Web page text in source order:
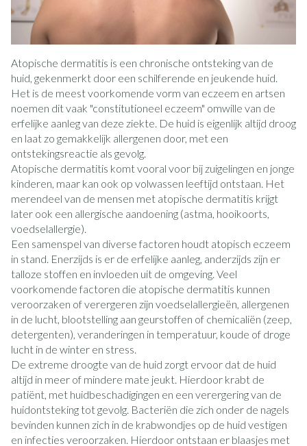
Atopische dermatitis is een chronische ontsteking van de
huid, gekenmerkt door een schilferende en jeukende huid.
Het is de meest voorkomende vorm van eczeem en artsen
noemen dit vaak "constitutioneel eczeem" omwille van de
erfelijke aanleg van deze ziekte. De huid is eigenlijk altijd droog
en laat zo gemakkelijk allergenen door, met een
ontstekingsreactie als gevolg.
Atopische dermatitis komt vooral voor bij zuigelingen en jonge
kinderen, maar kan ook op volwassen leeftijd ontstaan. Het
merendeel van de mensen met atopische dermatitis krijgt
later ook een allergische aandoening (astma, hooikoorts,
voedselallergie).
Een samenspel van diverse factoren houdt atopisch eczeem
in stand. Enerzijds is er de erfelijke aanleg, anderzijds zijn er
talloze stoffen en invloeden uit de omgeving. Veel
voorkomende factoren die atopische dermatitis kunnen
veroorzaken of verergeren zijn voedselallergieën, allergenen
in de lucht, blootstelling aan geurstoffen of chemicaliën (zeep,
detergenten), veranderingen in temperatuur, koude of droge
lucht in de winter en stress.
De extreme droogte van de huid zorgt ervoor dat de huid
altijd in meer of mindere mate jeukt. Hierdoor krabt de
patiënt, met huidbeschadigingen en een verergering van de
huidontsteking tot gevolg. Bacteriën die zich onder de nagels
bevinden kunnen zich in de krabwondjes op de huid vestigen
en infecties veroorzaken. Hierdoor ontstaan er blaasjes met